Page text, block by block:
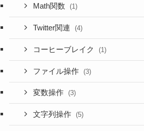
Math関数 (1)
Twitter関連 (4)
コーヒーブレイク (1)
ファイル操作 (3)
変数操作 (3)
文字列操作 (5)